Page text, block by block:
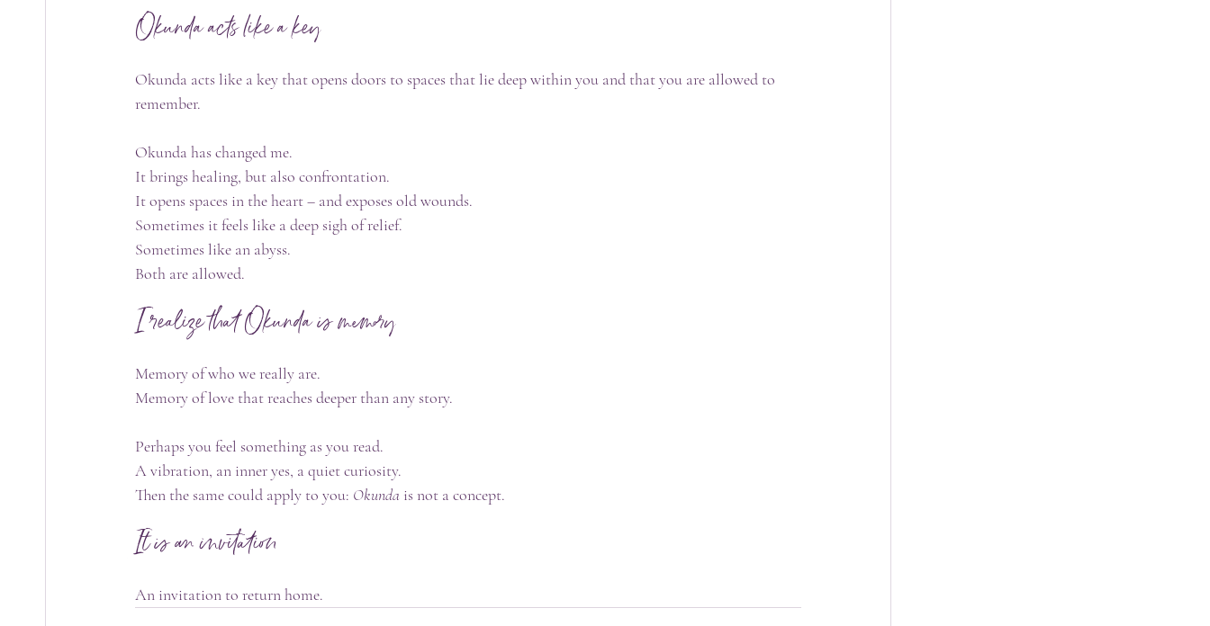
Okunda acts like a key
Okunda acts like a key that opens doors to spaces that lie deep within you and that you are allowed to
remember.
Okunda has changed me.
It brings healing, but also confrontation.
It opens spaces in the heart – and exposes old wounds.
Sometimes it feels like a deep sigh of relief.
Sometimes like an abyss.
Both are allowed.
I realize that Okunda is memory
Memory of who we really are.
Memory of love that reaches deeper than any story.
Perhaps you feel something as you read.
A vibration, an inner yes, a quiet curiosity.
Then the same could apply to you: Okunda is not a concept.
It is an invitation
An invitation to return home.